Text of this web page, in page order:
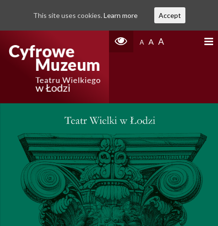
A A A
This site uses cookies. Learn more Accept